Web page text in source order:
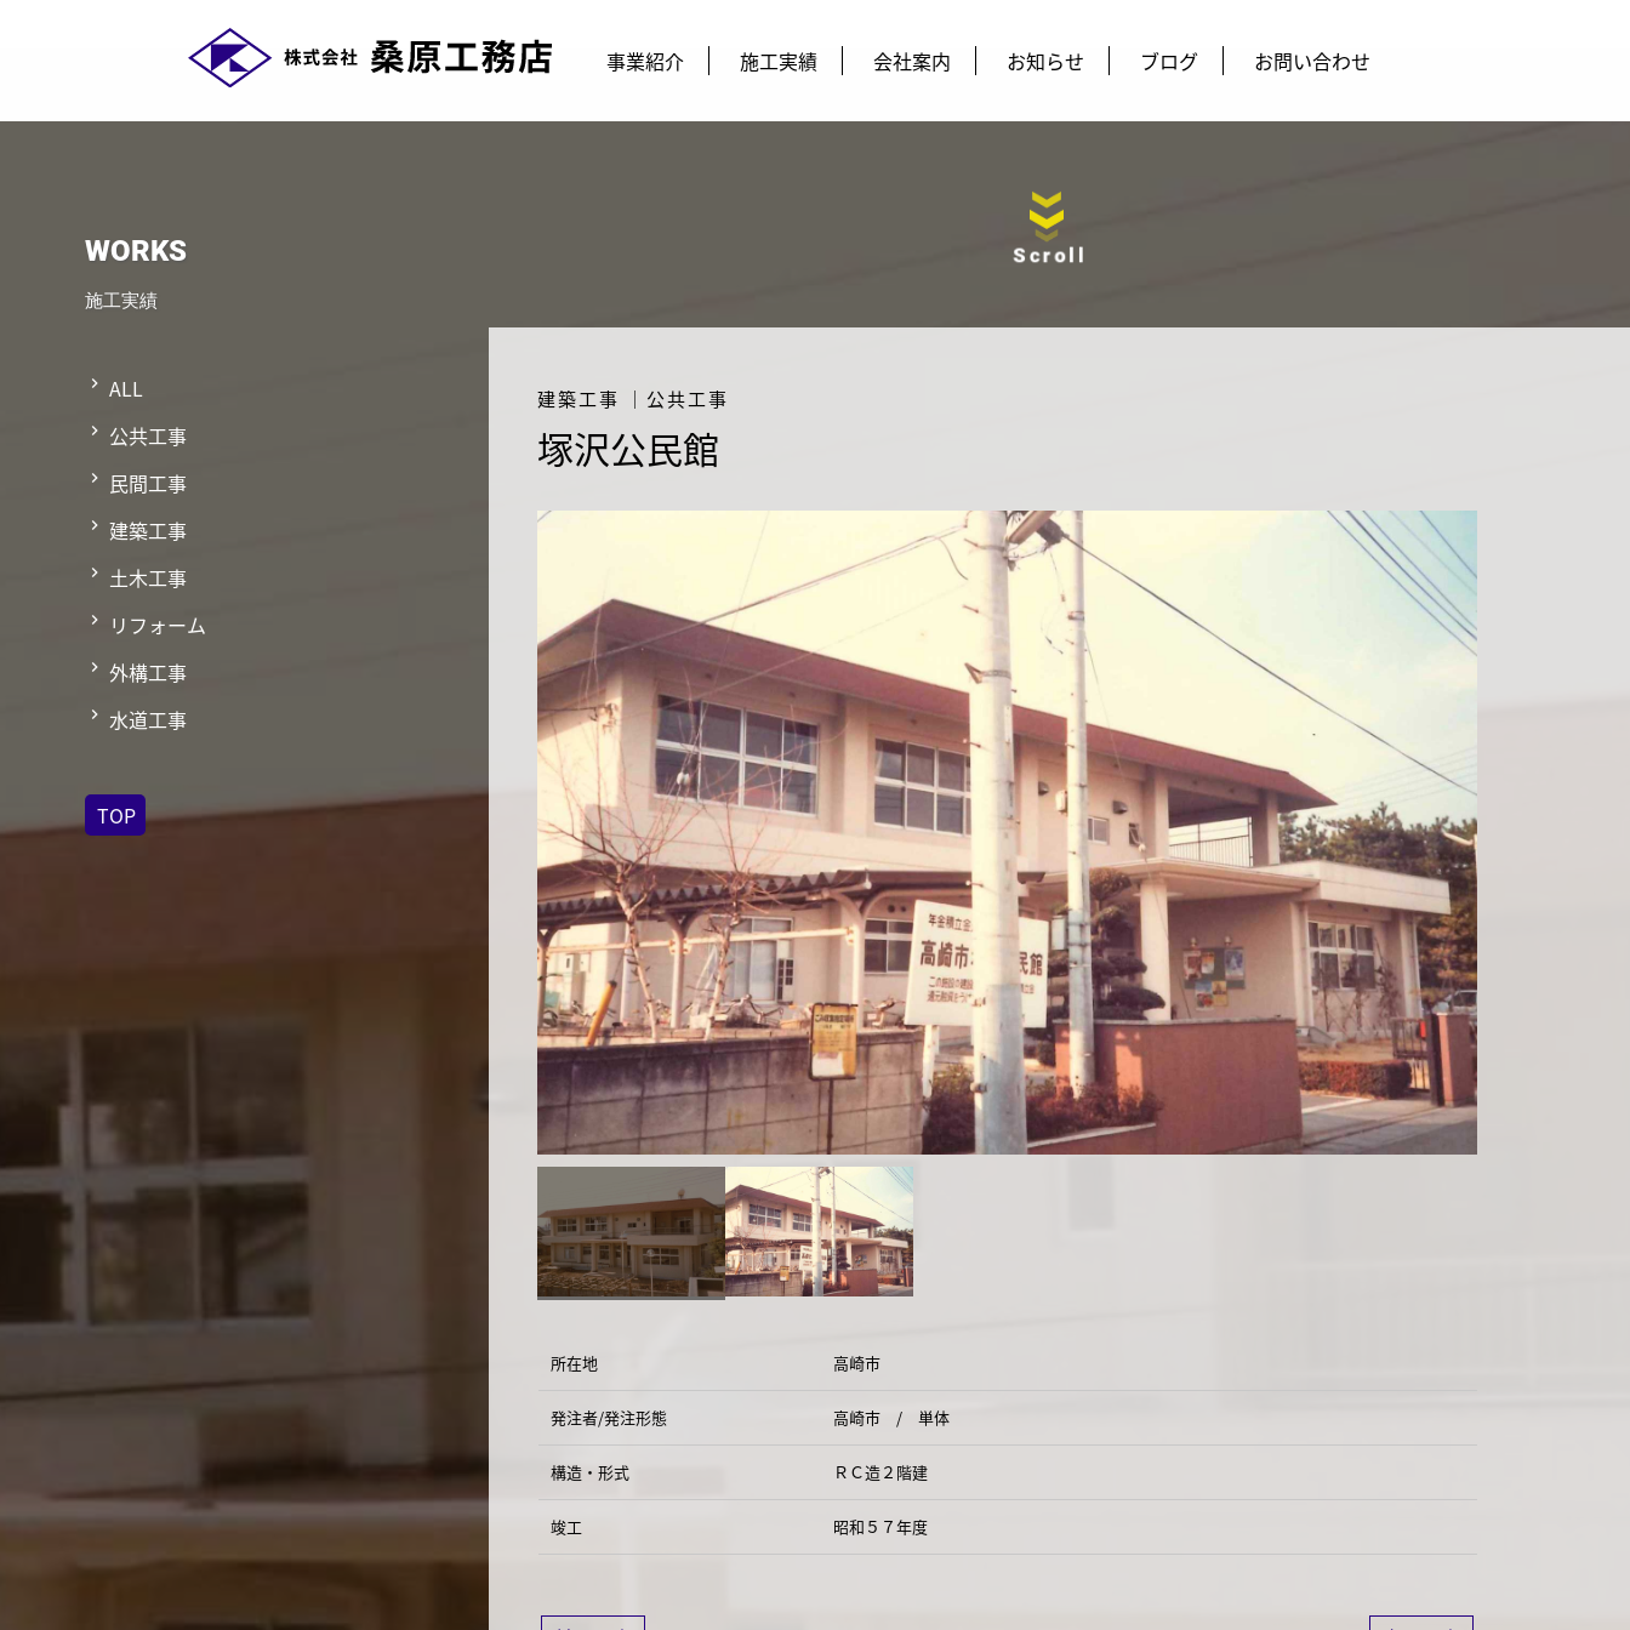
事業紹介 施工実績 会社案内 お知らせ ブログ お問い合わせ
WORKS
施工実績
ALL
公共工事
民間工事
建築工事
土木工事
リフォーム
外構工事
水道工事
TOP
Scroll
建築工事 ｜ 公共工事
塚沢公民館
所在地 高崎市
発注者/発注形態 高崎市 / 単体
構造・形式 ＲＣ造２階建
竣工 昭和５７年度